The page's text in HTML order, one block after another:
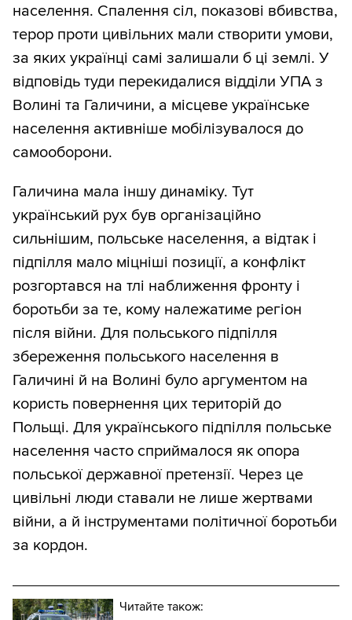
населення. Спалення сіл, показові вбивства,
терор проти цивільних мали створити умови,
за яких українці самі залишали б ці землі. У
відповідь туди перекидалися відділи УПА з
Волині та Галичини, а місцеве українське
населення активніше мобілізувалося до
самооборони.
Галичина мала іншу динаміку. Тут
український рух був організаційно
сильнішим, польське населення, а відтак і
підпілля мало міцніші позиції, а конфлікт
розгортався на тлі наближення фронту і
боротьби за те, кому належатиме регіон
після війни. Для польського підпілля
збереження польського населення в
Галичині й на Волині було аргументом на
користь повернення цих територій до
Польщі. Для українського підпілля польське
населення часто сприймалося як опора
польської державної претензії. Через це
цивільні люди ставали не лише жертвами
війни, а й інструментами політичної боротьби
за кордон.
Читайте також: